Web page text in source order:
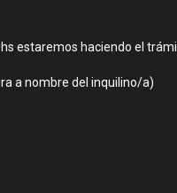
estaremos haciendo el
a nombre del inquilino/a)